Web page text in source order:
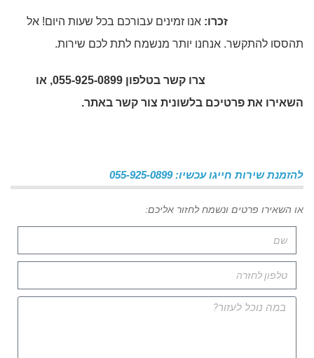
זכרו: אנו זמינים עבורכם בכל שעות היום! אל
תהססו להתקשר. אנחנו יותר מנשמח לתת לכם שירות.
צרו קשר בטלפון 055-925-0899, או
השאירו את פרטיכם בלשונית צור קשר באתר.
להזמנת שירות חייגו עכשיו: 055-925-0899
או השאירו פרטים ונשמח לחזור אליכם: